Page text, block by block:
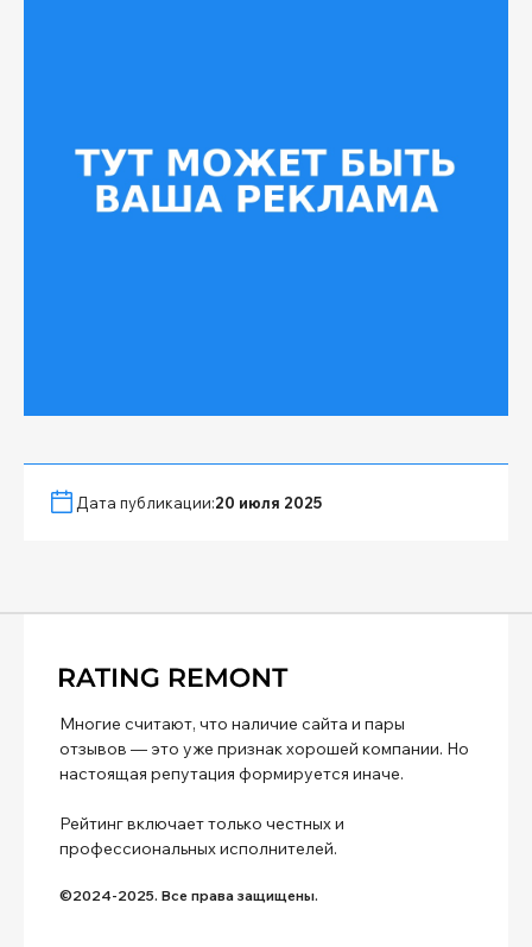
Дата публикации:20 июля 2025
Многие считают, что наличие сайта и пары
отзывов — это уже признак хорошей компании. Но
настоящая репутация формируется иначе.
Рейтинг включает только честных и
профессиональных исполнителей.
©2024-2025. Все права защищены.